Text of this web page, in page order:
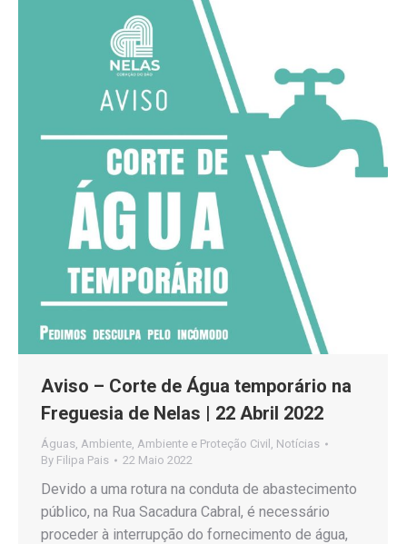
Aviso – Corte de Água temporário na
Freguesia de Nelas | 22 Abril 2022
Águas Ambiente Ambiente e Proteção Civil
Notícias
By Filipa Pais 22 Maio 2022
Devido a uma rotura na conduta de abastecimento
público, na Rua Sacadura Cabral, é necessário
proceder à interrupção do fornecimento de água,